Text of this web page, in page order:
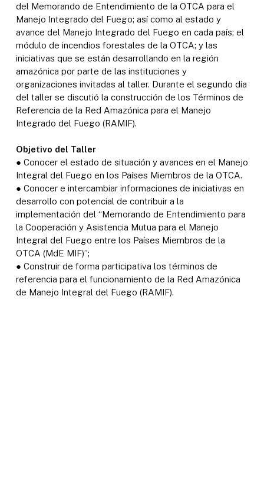
del Memorando de Entendimiento de la OTCA para el
Manejo Integrado del Fuego; así como al estado y
avance del Manejo Integrado del Fuego en cada país; el
módulo de incendios forestales de la OTCA; y las
iniciativas que se están desarrollando en la región
amazónica por parte de las instituciones y
organizaciones invitadas al taller. Durante el segundo día
del taller se discutió la construcción de los Términos de
Referencia de la Red Amazónica para el Manejo
Integrado del Fuego (RAMIF).
Objetivo del Taller
● Conocer el estado de situación y avances en el Manejo
Integral del Fuego en los Países Miembros de la OTCA.
● Conocer e intercambiar informaciones de iniciativas en
desarrollo con potencial de contribuir a la
implementación del “Memorando de Entendimiento para
la Cooperación y Asistencia Mutua para el Manejo
Integral del Fuego entre los Países Miembros de la
OTCA (MdE MIF)”;
● Construir de forma participativa los términos de
referencia para el funcionamiento de la Red Amazónica
de Manejo Integral del Fuego (RAMIF).